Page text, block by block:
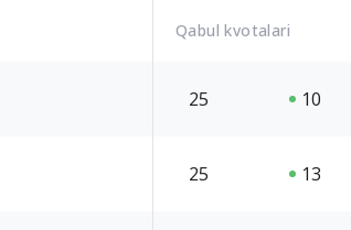
Qabul kvotalari
25 10
25 13